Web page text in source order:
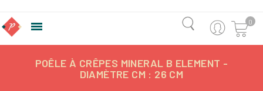
 0
POÊLE À CRÊPES MINERAL B ELEMENT -
DIAMÈTRE CM : 26 CM